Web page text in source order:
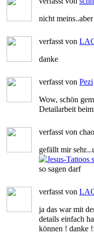
nicht
verfasst von
danke
verfasst von Pezi
Wow, schön
Detailarbeit beim
verfasst von
gefällt mir
so sagen darf
verfasst von
ja das war mit
details einfach
können ! danke